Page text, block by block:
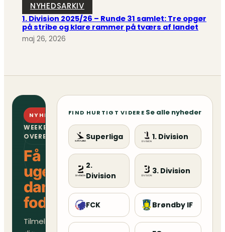
NYHEDSARKIV
1. Division 2025/26 – Runde 31 samlet: Tre opgør
på stribe og klare rammer på tværs af landet
maj 26, 2026
NYHEDSBREV
WEEKENDENS
OVERBLIK
Få
ugens
danske
fodboldoverblik
Tilmeld
FIND HURTIGT VIDERE Se alle nyheder
Superliga 1. Division
2.
Division
3. Division
FCK Brøndby IF